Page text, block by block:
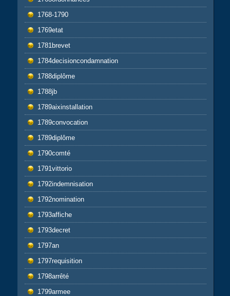
1768-1790
1769etat
1781brevet
1784decisioncondamnation
1788diplôme
1788jb
1789aixinstallation
1789convocation
1789diplôme
1790comté
1791vittorio
1792indemnisation
1792nomination
1793affiche
1793decret
1797an
1797requisition
1798arrêté
1799armee